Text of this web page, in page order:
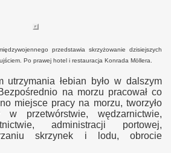
przedstawia skrzyżowanie dzisiejszych
Po prawej hotel i restauracja Konrada Möllera.
utrzymania łebian było w dalszym
na morzu pracował co
miejsce pracy na morzu, tworzyło
przetwórstwie, wędzarnictwie,
administracji portowej,
skrzynek i lodu, obrocie